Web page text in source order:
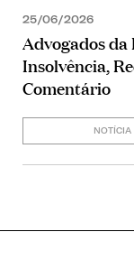
25/06/2026
Advogados da
Insolvência,
Comentário
NOTÍCIA